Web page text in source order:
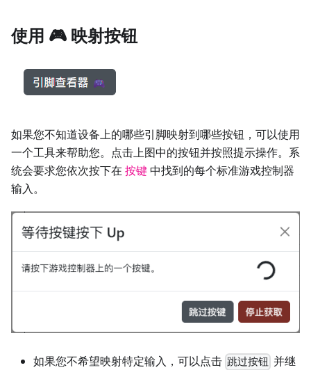
使用 🎮 映射按钮
如果您不知道设备上的哪些引脚映射到哪些按钮，可以使用
一个工具来帮助您。点击上图中的按钮并按照提示操作。系
统会要求您依次按下在 按键中找到的每个标准游戏控制器
输入。
如果您不希望映射特定输入，可以点击 跳过按钮 并继